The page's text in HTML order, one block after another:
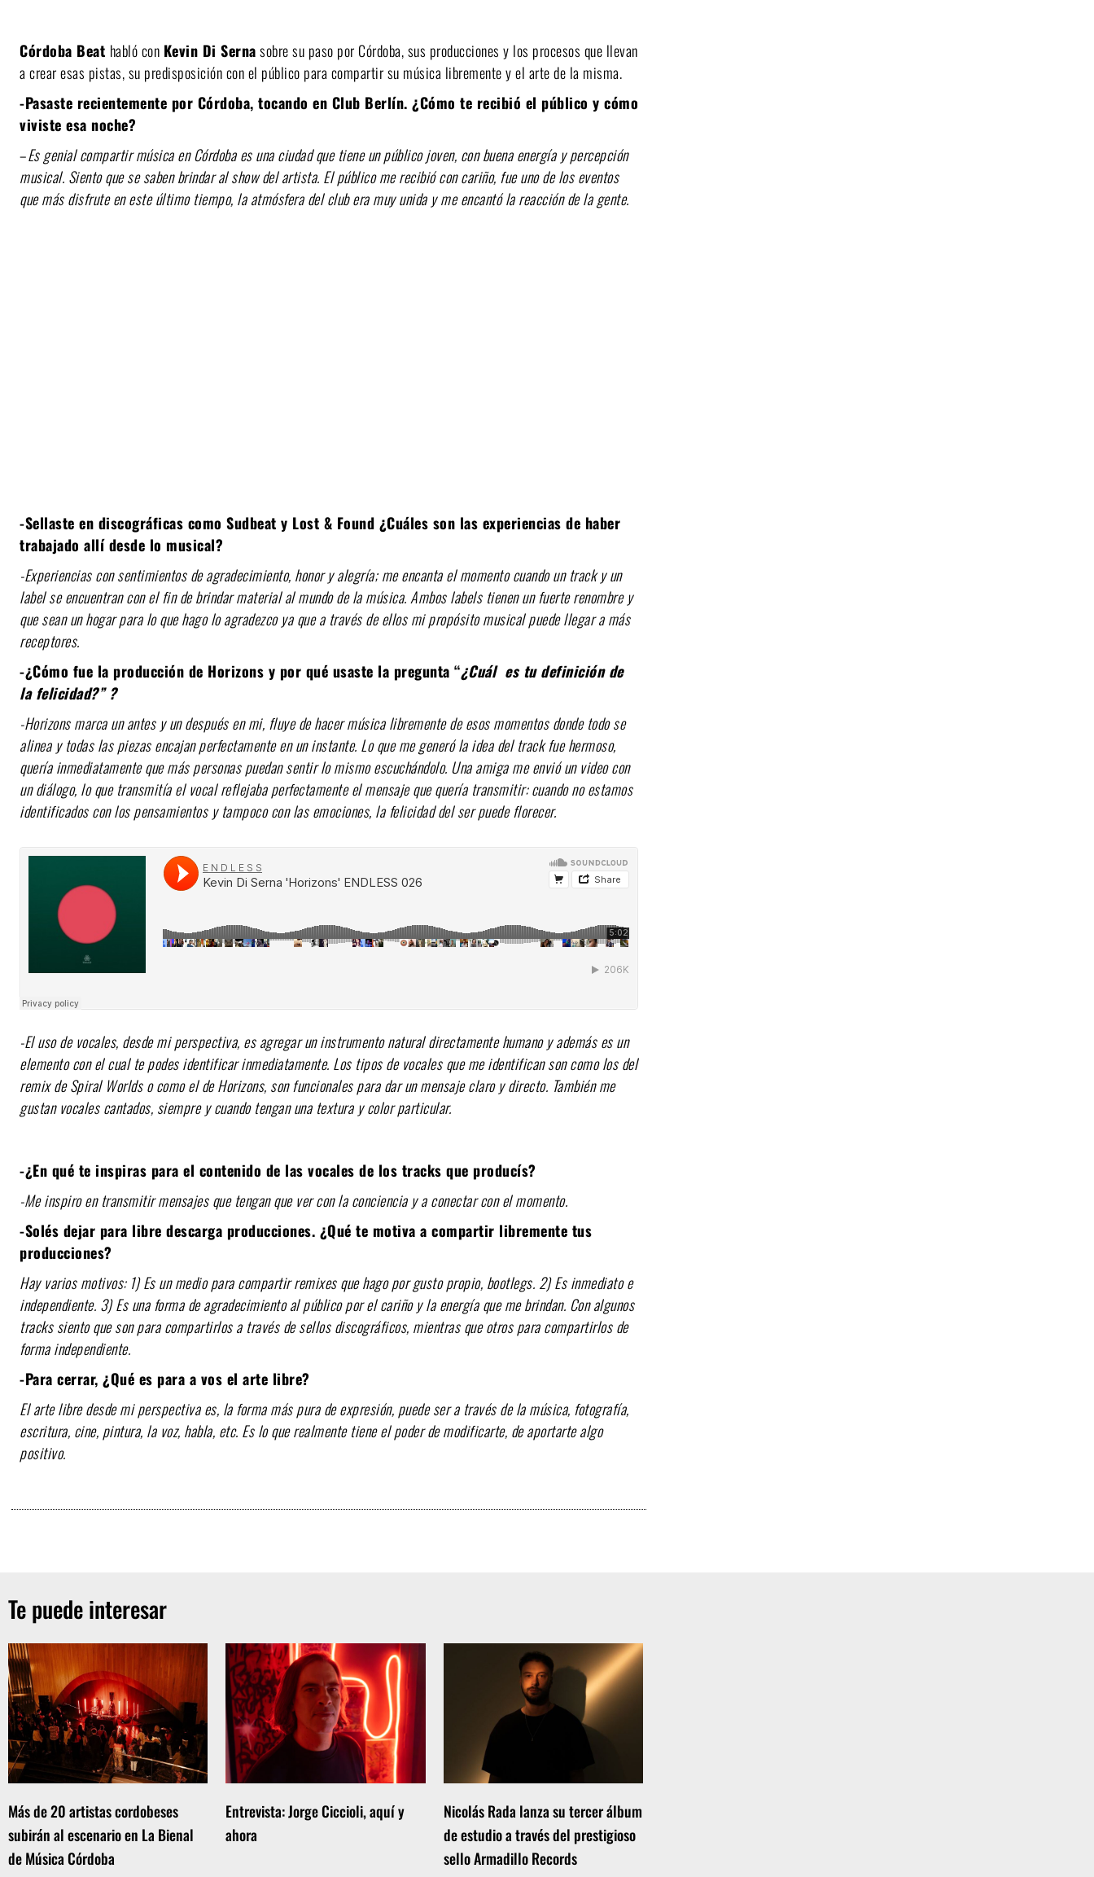
Córdoba Beat habló con Kevin Di Sernasobre su paso por Córdoba, sus producciones y los procesos que llevan
a crear esas pistas, su predisposición con el público para compartir su música libremente y el arte de la misma.
-Pasaste recientemente por Córdoba, tocando en Club Berlín. ¿Cómo te recibió el público y cómo
viviste esa noche?
–Es genial compartir música en Córdoba es una ciudad que tiene un público joven, con buena energía y percepción
musical. Siento que se saben brindar al show del artista. El público me recibió con cariño, fue uno de los eventos
que más disfrute en este último tiempo, la atmósfera del club era muy unida y me encantó la reacción de la gente.
-Sellaste en discográficas como Sudbeat y Lost & Found ¿Cuáles son las experiencias de haber
trabajado allí desde lo musical?
-Experiencias con sentimientos de agradecimiento, honor y alegría; me encanta el momento cuando un track y un
label se encuentran con el fin de brindar material al mundo de la música. Ambos labels tienen un fuerte renombre y
que sean un hogar para lo que hago lo agradezco ya que a través de ellos mi propósito musical puede llegar a más
receptores.
-¿Cómo fue la producción de Horizons y por qué usaste la pregunta “¿Cuál es tu definición de
la felicidad?” ?
-Horizons marca un antes y un después en mi, fluye de hacer música libremente de esos momentos donde todo se
alinea y todas las piezas encajan perfectamente en un instante. Lo que me generó la idea del track fue hermoso,
quería inmediatamente que más personas puedan sentir lo mismo escuchándolo. Una amiga me envió un video con
un diálogo, lo que transmitía el vocal reflejaba perfectamente el mensaje que quería transmitir: cuando no estamos
identificados con los pensamientos y tampoco con las emociones, la felicidad del ser puede florecer.
-El uso de vocales, desde mi perspectiva, es agregar un instrumento natural directamente humano y además es un
elemento con el cual te podes identificar inmediatamente. Los tipos de vocales que me identifican son como los del
remix de Spiral Worlds o como el de Horizons, son funcionales para dar un mensaje claro y directo. También me
gustan vocales cantados, siempre y cuando tengan una textura y color particular.
-¿En qué te inspiras para el contenido de las vocales de los tracks que producís?
-Me inspiro en transmitir mensajes que tengan que ver con la conciencia y a conectar con el momento.
-Solés dejar para libre descarga producciones. ¿Qué te motiva a compartir libremente tus
producciones?
Hay varios motivos: 1) Es un medio para compartir remixes que hago por gusto propio, bootlegs. 2) Es inmediato e
independiente. 3) Es una forma de agradecimiento al público por el cariño y la energía que me brindan. Con algunos
tracks siento que son para compartirlos a través de sellos discográficos, mientras que otros para compartirlos de
forma independiente.
-Para cerrar, ¿Qué es para a vos el arte libre?
El arte libre desde mi perspectiva es, la forma más pura de expresión, puede ser a través de la música, fotografía,
escritura, cine, pintura, la voz, habla, etc. Es lo que realmente tiene el poder de modificarte, de aportarte algo
positivo.
Te puede interesar
Más de 20 artistas cordobeses
subirán al escenario en La Bienal
de Música Córdoba
Entrevista: Jorge Ciccioli, aquí y
ahora
Nicolás Rada lanza su tercer álbum
de estudio a través del prestigioso
sello Armadillo Records